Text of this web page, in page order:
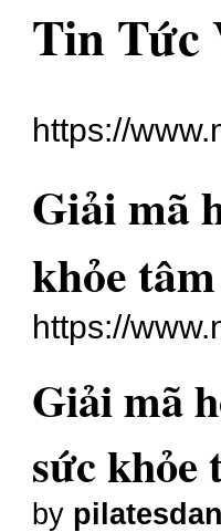
Tin Tức
https://
Giải mã
khỏe
https://
Giải mã
sức khỏe
by